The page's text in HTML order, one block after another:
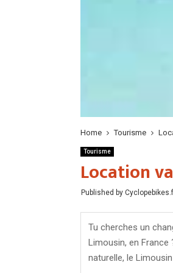
Home Tourisme
Tourisme
Location
Published by
Tu cherches un
Limousin, en
naturelle, le